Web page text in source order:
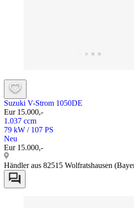
Suzuki V-Strom 1050DE
Eur 15.000,-
1.037 ccm
79 kW / 107 PS
Neu
Eur 15.000,-
Händler aus 82515 Wolfratshausen